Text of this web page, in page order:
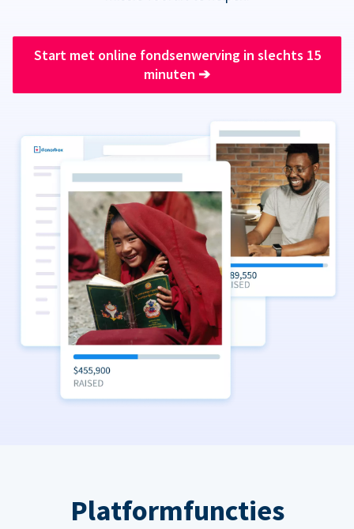
Start met online fondsenwerving in slechts 15
minuten ➔
Platformfuncties